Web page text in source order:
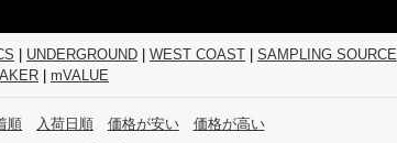
UNDERGROUND WEST COAST SAMPLING SOURCE
mVALUE
順 入荷日順 価格が安い
価格が高い